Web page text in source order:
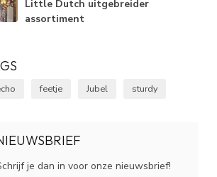
Little Dutch uitgebreider
assortiment
feetje Jubel sturdy
je dan in voor onze nieuwsbrief!